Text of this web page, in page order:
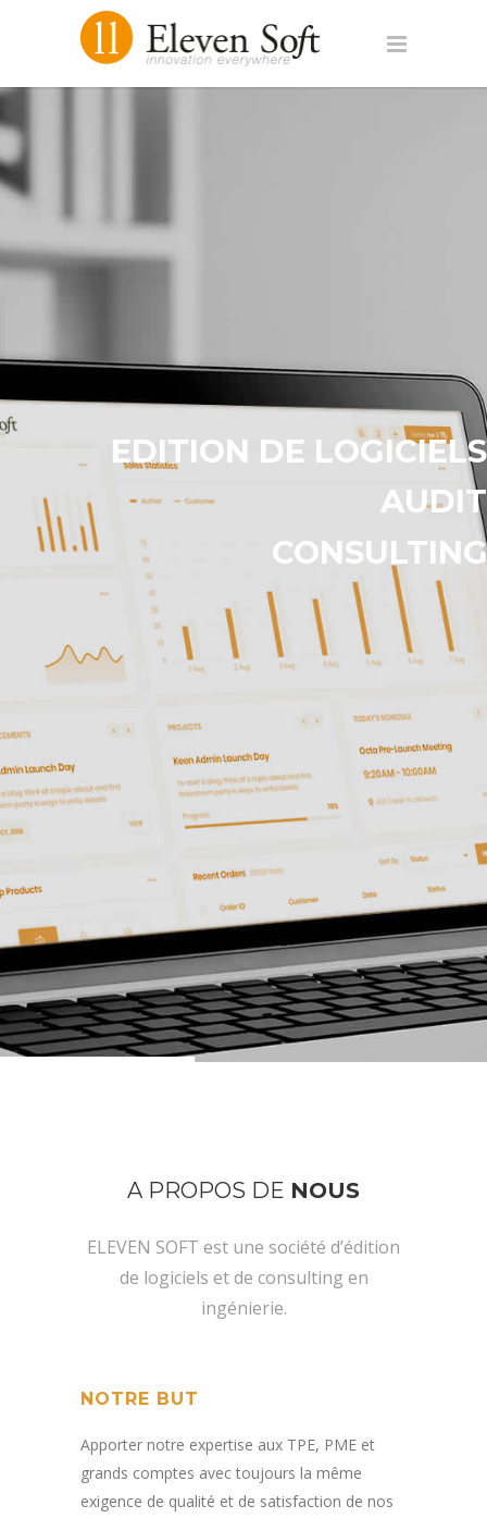
EDITION DE LOGICIELS
AUDIT
CONSULTING
A PROPOS DE NOUS
ELEVEN SOFT est une société d’édition
de logiciels et de consulting en
ingénierie.
NOTRE BUT
Apporter notre expertise aux TPE, PME et
grands comptes avec toujours la même
exigence de qualité et de satisfaction de nos